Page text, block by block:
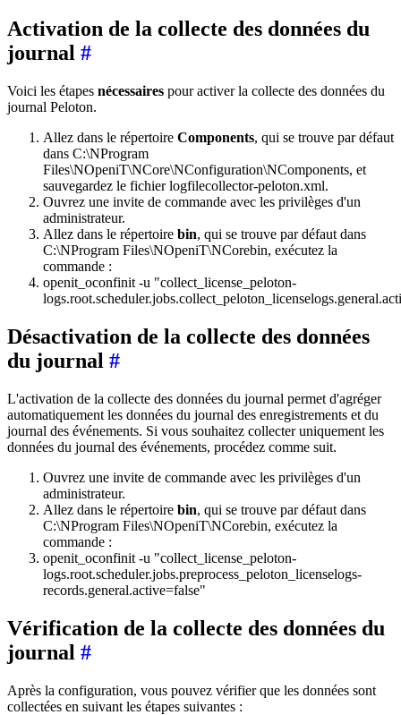
Activation de la collecte des données du
journal #
Voici les étapes nécessaires pour activer la collecte des données du
journal Peloton.
Allez dans le répertoire Components, qui se trouve par défaut
dans C:\NProgram
Files\NOpeniT\NCore\NConfiguration\NComponents, et
sauvegardez le fichier logfilecollector-peloton.xml.
Ouvrez une invite de commande avec les privilèges d'un
administrateur.
Allez dans le répertoire bin, qui se trouve par défaut dans
C:\NProgram Files\NOpeniT\NCorebin, exécutez la
commande :
openit_oconfinit -u "collect_license_peloton-
Désactivation de la collecte des données
du journal #
L'activation de la collecte des données du journal permet d'agréger
automatiquement les données du journal des enregistrements et du
journal des événements. Si vous souhaitez collecter uniquement les
données du journal des événements, procédez comme suit.
Ouvrez une invite de commande avec les privilèges d'un
administrateur.
Allez dans le répertoire bin, qui se trouve par défaut dans
C:\NProgram Files\NOpeniT\NCorebin, exécutez la
commande :
openit_oconfinit -u "collect_license_peloton-
logs.root.scheduler.jobs.preprocess_peloton_licenselogs-
records.general.active=false"
Vérification de la collecte des données du
journal #
Après la configuration, vous pouvez vérifier que les données sont
collectées en suivant les étapes suivantes :